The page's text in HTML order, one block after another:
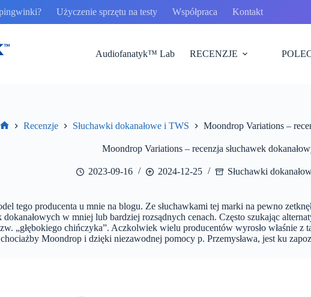
Użyczenie sprzętu na testy Współpraca Kontakt
Audiofanatyk™ Lab RECENZJE
Recenzje Słuchawki dokanałowe i TWS Moondrop Variations –
Moondrop Variations – recenzja słuchawek
2023-09-16 2024-12-25 Słuchawki
tego producenta u mnie na blogu. Ze słuchawkami tej marki na pewno
dokanałowych w mniej lub bardziej rozsądnych cenach. Często szukając
„głębokiego chińczyka”. Aczkolwiek wielu producentów wyrosło właśnie
Moondrop i dzięki niezawodnej pomocy p. Przemysława, jest ku